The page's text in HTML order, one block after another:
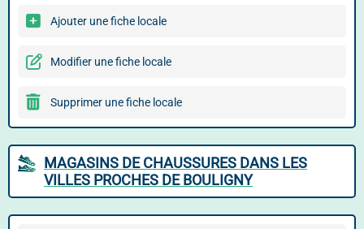
Ajouter une fiche locale
Modifier une fiche locale
Supprimer une fiche locale
MAGASINS DE CHAUSSURES DANS LES
VILLES PROCHES DE BOULIGNY